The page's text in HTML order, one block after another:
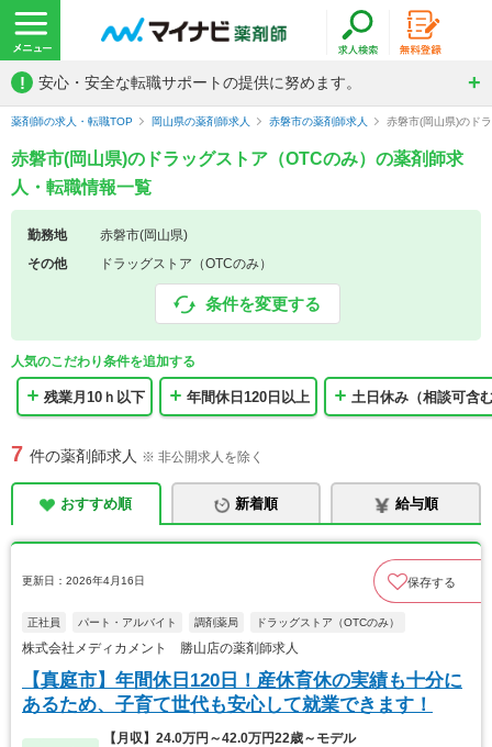
! 安心・安全な転職サポートの提供に努めます。
薬剤師の求人・転職TOP 岡山県の薬剤師求人 赤磐市の薬剤師求人 赤磐市(岡山県)のド
赤磐市(岡山県)のドラッグストア（OTCのみ）の薬剤師求
人・転職情報一覧
勤務地
赤磐市(岡山県)
その他
ドラッグストア（OTCのみ）
条件を変更する
人気のこだわり条件を追加する
残業月10ｈ以下 年間休日120日以上 土日休み（相談可含
7 件の薬剤師求人 ※ 非公開求人を除く
おすすめ順 新着順 給与順
更新日：2026年4月16日 保存する
正社員 パート・アルバイト 調剤薬局 ドラッグストア（OTCのみ）
株式会社メディカメント 勝山店の薬剤師求人
【真庭市】年間休日120日！産休育休の実績も十分に
あるため、子育て世代も安心して就業できます！
【月収】24.0万円～42.0万円22歳～モデル